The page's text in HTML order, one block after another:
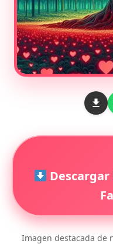
Imagen destacada de